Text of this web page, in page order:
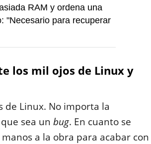
RAM y ordena una
"Necesario para recuperar
los mil ojos de Linux y
de Linux. No importa la
sea un bug. En cuanto se
a la obra para acabar con